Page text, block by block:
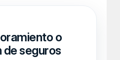
o
seguros